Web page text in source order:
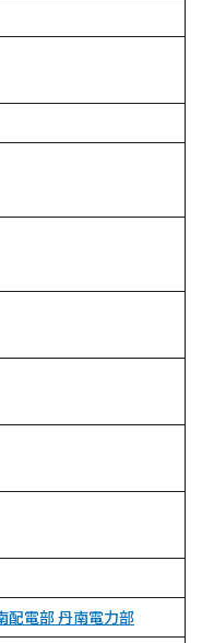
配電部 丹南電力部